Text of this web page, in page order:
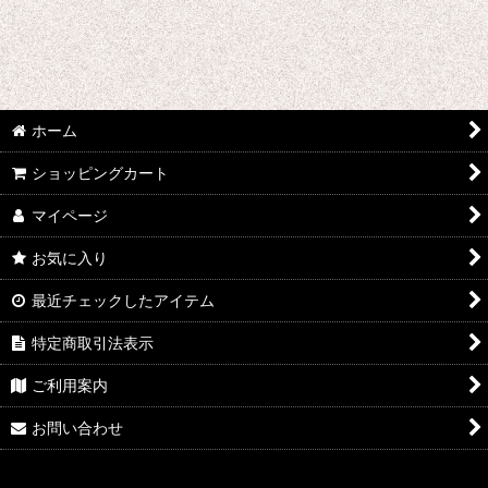
千銃士
戦刻ナイトブラッド
地縛少年花子くん
ゾンビランドサガ
ジョジョの奇妙な冒険
さばげぶっ!
スーパーマリオブラザーズ
食戟のソーマ
サンタ コスプレ衣装
四月は君の嘘
ホーム
ショッピングカート
マイページ
お気に入り
最近チェックしたアイテム
特定商取引法表示
ご利用案内
お問い合わせ